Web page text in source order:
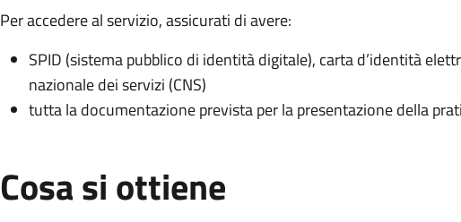
Per accedere al servizio, assicurati di avere:
SPID (sistema pubblico di identità digitale), carta d’identità
nazionale dei servizi (CNS)
tutta la documentazione prevista per la presentazione della
Cosa si ottiene